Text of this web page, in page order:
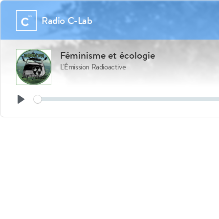
Radio C-Lab
Féminisme et écologie
L'Émission Radioactive
Play